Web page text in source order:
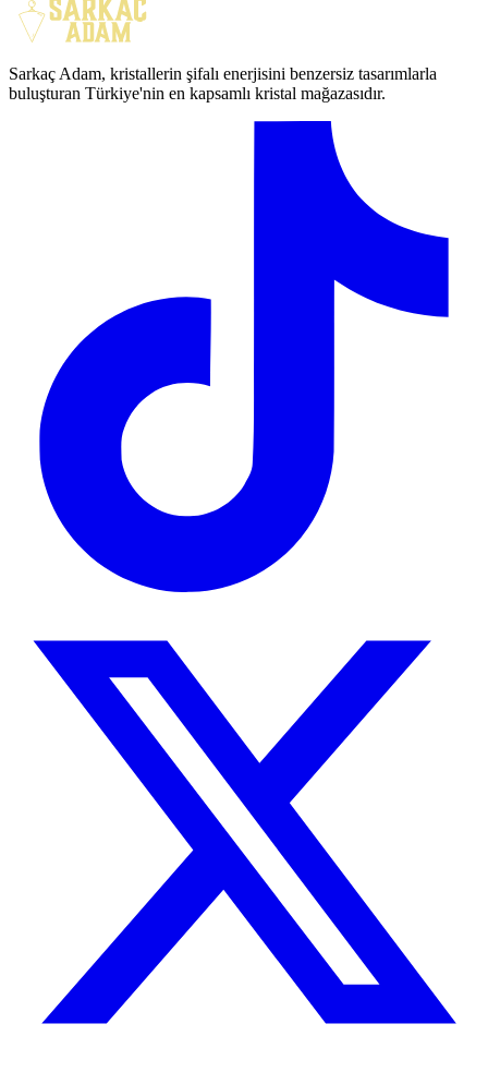
Sarkaç Adam, kristallerin şifalı enerjisini benzersiz tasarımlarla
buluşturan Türkiye'nin en kapsamlı kristal mağazasıdır.